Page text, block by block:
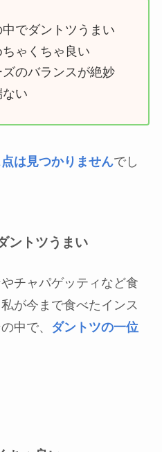
でダントツうまい
ゃくちゃ良い
のバランスが絶妙
い
は見つかりませんでし
ントツうまい
チャパゲッティなど食
が今まで食べたインス
中で、 ダントツの一位